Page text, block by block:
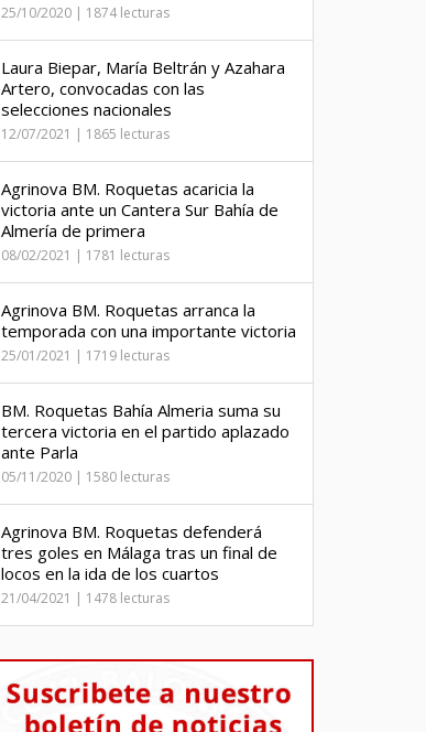
25/10/2020 | 1874 lecturas
Laura Biepar, María Beltrán y Azahara
Artero, convocadas con las
selecciones nacionales
12/07/2021 | 1865 lecturas
Agrinova BM. Roquetas acaricia la
victoria ante un Cantera Sur Bahía de
Almería de primera
08/02/2021 | 1781 lecturas
Agrinova BM. Roquetas arranca la
temporada con una importante victoria
25/01/2021 | 1719 lecturas
BM. Roquetas Bahía Almeria suma su
tercera victoria en el partido aplazado
ante Parla
05/11/2020 | 1580 lecturas
Agrinova BM. Roquetas defenderá
tres goles en Málaga tras un final de
locos en la ida de los cuartos
21/04/2021 | 1478 lecturas